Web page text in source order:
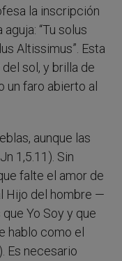
la inscripción
“Tu solus
Altissimus”. Esta
sol, y brilla de
un faro abierto al
aunque las
1,5.11). Sin
falte el amor de
Hijo del hombre —
Yo Soy y que
hablo como el
Es necesario